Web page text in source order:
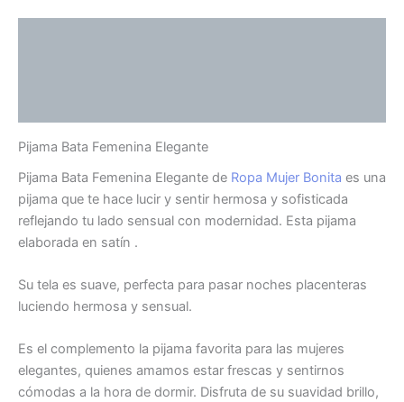
Pijama Bata Femenina Elegante
Pijama Bata Femenina Elegante de Ropa Mujer Bonita es una
pijama que te hace lucir y sentir hermosa y sofisticada
reflejando tu lado sensual con modernidad. Esta pijama
elaborada en satín .
Su tela es suave, perfecta para pasar noches placenteras
luciendo hermosa y sensual.
Es el complemento la pijama favorita para las mujeres
elegantes, quienes amamos estar frescas y sentirnos
cómodas a la hora de dormir. Disfruta de su suavidad brillo,